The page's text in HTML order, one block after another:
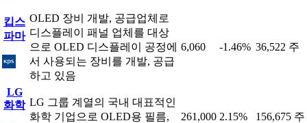
킵스
파마
OLED 장비 개발, 공급업체로
디스플레이 패널 업체를 대상
으로 OLED 디스플레이 공정에
서 사용되는 장비를 개발, 공급
하고 있음
6,060 -1.46% 36,522 주
LG
화학 LG 그룹 계열의 국내 대표적인
화학 기업으로 OLED용 필름,
261,000 2.15% 156,675 주